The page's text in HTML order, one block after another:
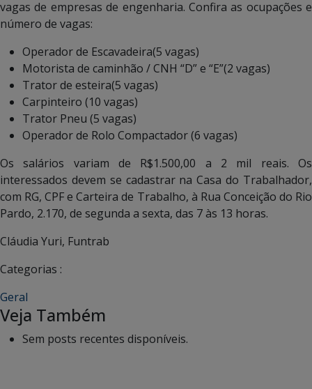
vagas de empresas de engenharia. Confira as ocupações e
número de vagas:
Operador de Escavadeira(5 vagas)
Motorista de caminhão / CNH “D” e “E”(2 vagas)
Trator de esteira(5 vagas)
Carpinteiro (10 vagas)
Trator Pneu (5 vagas)
Operador de Rolo Compactador (6 vagas)
Os salários variam de R$1.500,00 a 2 mil reais. Os
interessados devem se cadastrar na Casa do Trabalhador,
com RG, CPF e Carteira de Trabalho, à Rua Conceição do Rio
Pardo, 2.170, de segunda a sexta, das 7 às 13 horas.
Cláudia Yuri, Funtrab
Categorias :
Geral
Veja Também
Sem posts recentes disponíveis.